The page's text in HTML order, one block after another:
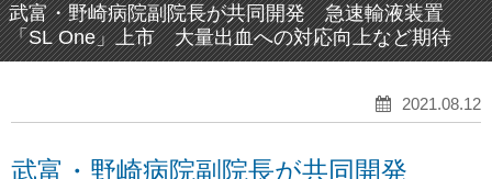
武富・野崎病院副院長が共同開発 急速輸液装置
「SL One」上市 大量出血への対応向上など期待
2021.08.12
武富・野崎病院副院長が共同開発